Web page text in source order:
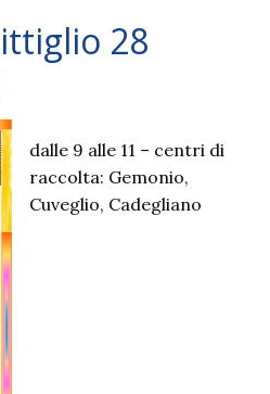
28
dalle 9 alle 11 – centri di
raccolta: Gemonio,
Cuveglio, Cadegliano